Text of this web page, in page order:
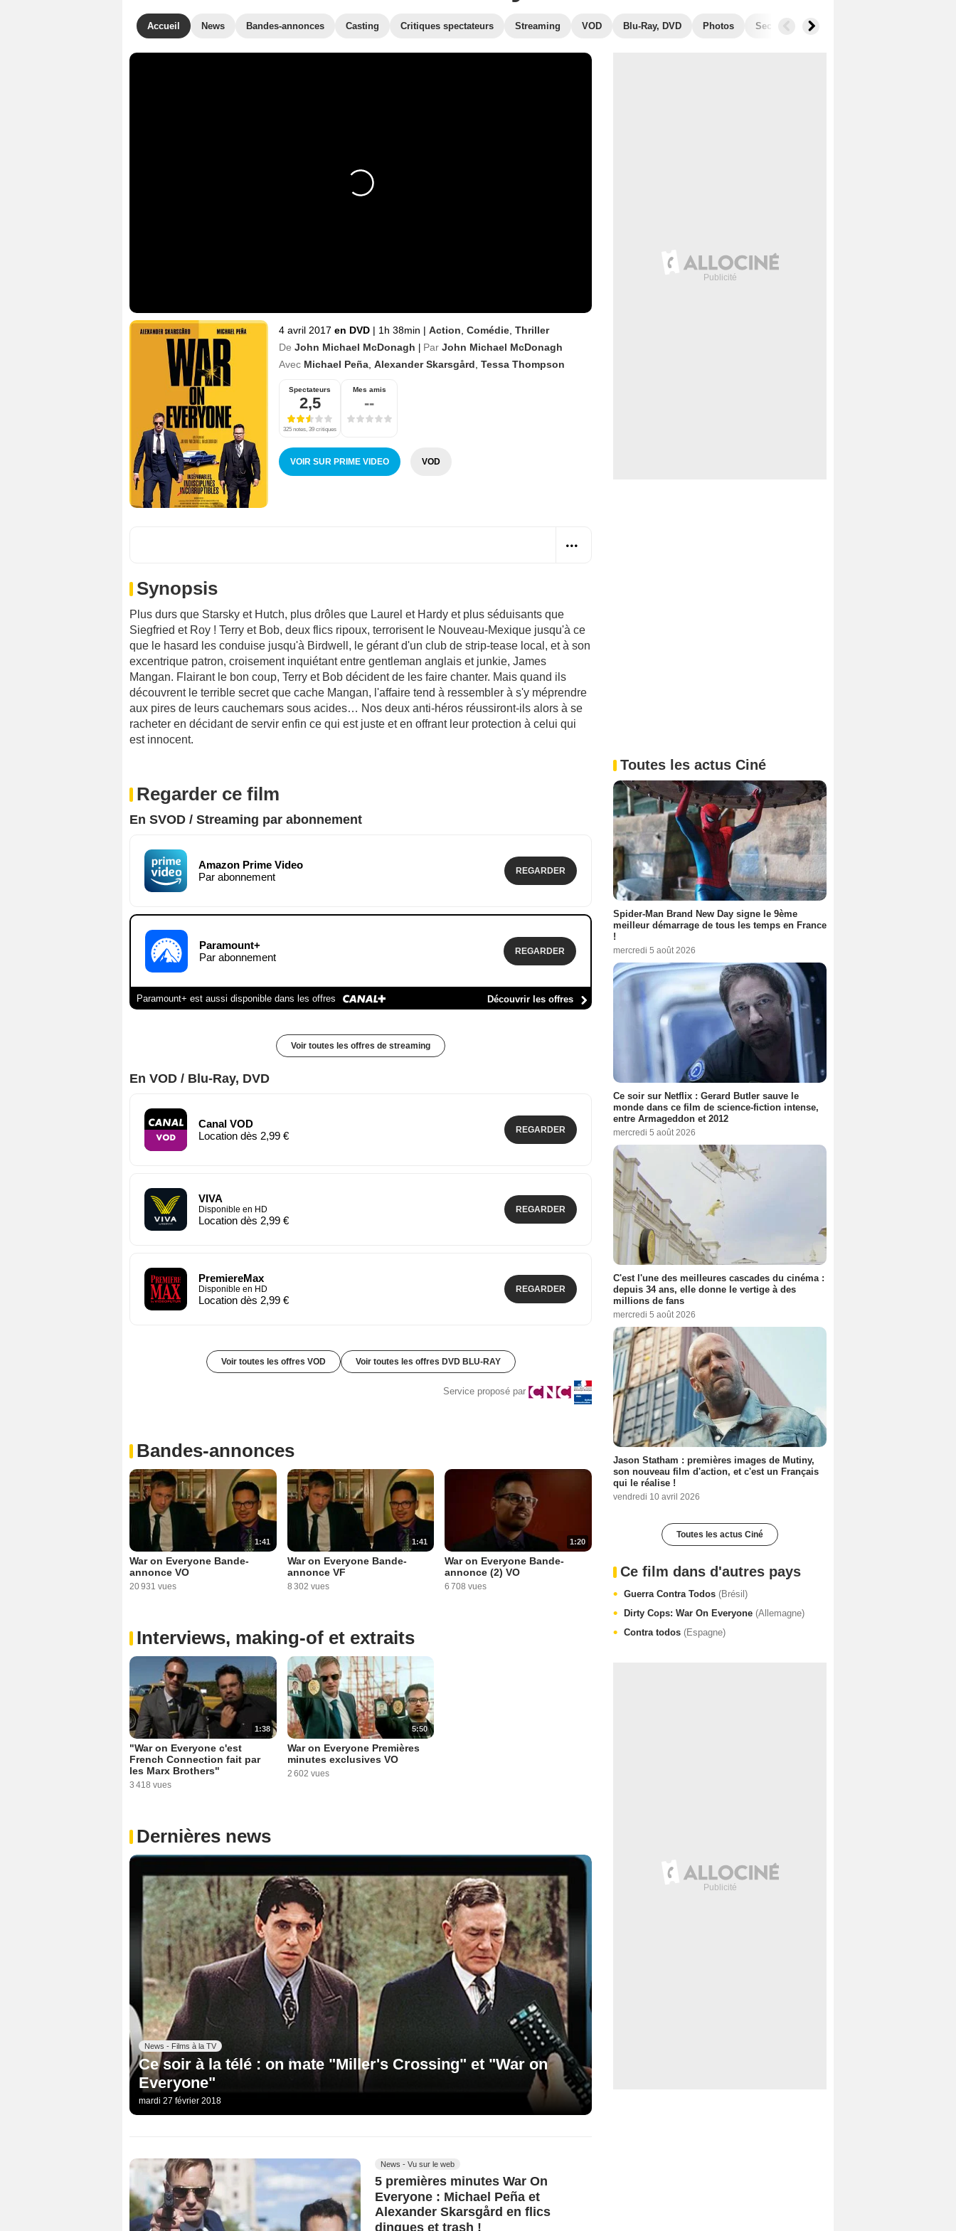
Accueil News Bandes-annonces Casting Critiques spectateurs Streaming VOD Blu-Ray, DVD Photos Secrets de tournage
4 avril 2017 en DVD | 1h 38min | Action Comédie Thriller
De John Michael McDonagh | Par John Michael McDonagh
Avec Michael Peña Alexander Skarsgård Tessa Thompson
Spectateurs
2,5
325 notes, 39 critiques
Mes amis
--
VOIR SUR PRIME VIDEO VOD
Synopsis
Plus durs que Starsky et Hutch, plus drôles que Laurel et Hardy et plus séduisants que
Siegfried et Roy ! Terry et Bob, deux flics ripoux, terrorisent le Nouveau-Mexique jusqu'à ce
que le hasard les conduise jusqu'à Birdwell, le gérant d'un club de strip-tease local, et à son
excentrique patron, croisement inquiétant entre gentleman anglais et junkie, James
Mangan. Flairant le bon coup, Terry et Bob décident de les faire chanter. Mais quand ils
découvrent le terrible secret que cache Mangan, l'affaire tend à ressembler à s'y méprendre
aux pires de leurs cauchemars sous acides… Nos deux anti-héros réussiront-ils alors à se
racheter en décidant de servir enfin ce qui est juste et en offrant leur protection à celui qui
est innocent.
Regarder ce film
En SVOD / Streaming par abonnement
Amazon Prime Video
Par abonnement
REGARDER
Paramount+
Par abonnement
REGARDER
Paramount+ est aussi disponible dans les offres Découvrir les offres
Voir toutes les offres de streaming
En VOD / Blu-Ray, DVD
Canal VOD
Location dès 2,99 €
REGARDER
VIVA
Disponible en HD
Location dès 2,99 €
REGARDER
PremiereMax
Disponible en HD
Location dès 2,99 €
REGARDER
Voir toutes les offres VOD Voir toutes les offres DVD BLU-RAY
Service proposé par
Bandes-annonces
1:41
War on Everyone Bande-
annonce VO
20 931 vues
1:41
War on Everyone Bande-
annonce VF
8 302 vues
1:20
War on Everyone Bande-
annonce (2) VO
6 708 vues
Interviews, making-of et extraits
1:38
"War on Everyone c'est
French Connection fait par
les Marx Brothers"
3 418 vues
5:50
War on Everyone Premières
minutes exclusives VO
2 602 vues
Dernières news
News - Films à la TV
Ce soir à la télé : on mate "Miller's Crossing" et "War on
Everyone"
mardi 27 février 2018
News - Vu sur le web
5 premières minutes War On
Everyone : Michael Peña et
Alexander Skarsgård en flics
dingues et trash !
Toutes les actus Ciné
Spider-Man Brand New Day signe le 9ème
meilleur démarrage de tous les temps en France
!
mercredi 5 août 2026
Ce soir sur Netflix : Gerard Butler sauve le
monde dans ce film de science-fiction intense,
entre Armageddon et 2012
mercredi 5 août 2026
C'est l'une des meilleures cascades du cinéma :
depuis 34 ans, elle donne le vertige à des
millions de fans
mercredi 5 août 2026
Jason Statham : premières images de Mutiny,
son nouveau film d'action, et c'est un Français
qui le réalise !
vendredi 10 avril 2026
Toutes les actus Ciné
Ce film dans d'autres pays
Guerra Contra Todos (Brésil)
Dirty Cops: War On Everyone (Allemagne)
Contra todos (Espagne)